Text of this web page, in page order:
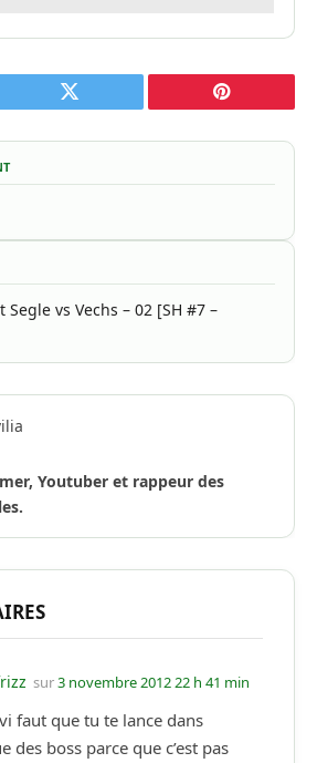
Twitter Pinterest
vs Vechs – 02 [SH #7 –
Youtuber et rappeur des
sur3 novembre 2012 22 h 41 min
faut que tu te lance dans
des boss parce que c’est pas